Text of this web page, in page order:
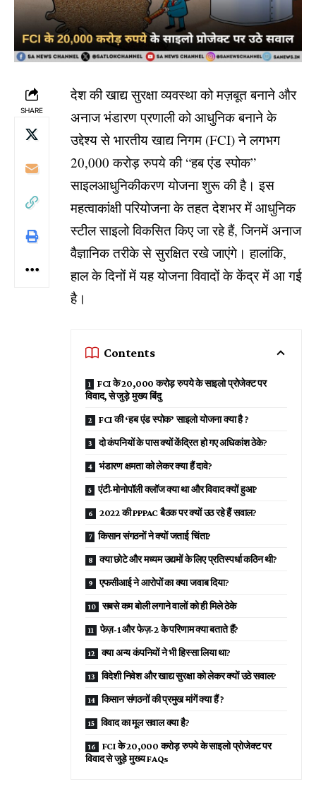
SHARE
देश की खाद्य सुरक्षा व्यवस्था को मज़बूत बनाने और
अनाज भंडारण प्रणाली को आधुनिक बनाने के
उद्देश्य से भारतीय खाद्य निगम (FCI) ने लगभग
20,000 करोड़ रुपये की “हब एंड स्पोक”
साइलआधुनिकीकरण योजना शुरू की है। इस
महत्वाकांक्षी परियोजना के तहत देशभर में आधुनिक
स्टील साइलो विकसित किए जा रहे हैं, जिनमें अनाज
वैज्ञानिक तरीके से सुरक्षित रखे जाएंगे। हालांकि,
हाल के दिनों में यह योजना विवादों के केंद्र में आ गई
है।
Contents
FCI के 20,000 करोड़ रुपये के साइलो प्रोजेक्ट पर
विवाद, से जुड़े मुख्य बिंदु
FCI की ‘हब एंड स्पोक’ साइलो योजना क्या है ?
दो कंपनियों के पास क्यों केंद्रित हो गए अधिकांश ठेके?
भंडारण क्षमता को लेकर क्या हैं दावे?
एंटी-मोनोपॉली क्लॉज क्या था और विवाद क्यों हुआ?
2022 की PPPAC बैठक पर क्यों उठ रहे हैं सवाल?
किसान संगठनों ने क्यों जताई चिंता?
क्या छोटे और मध्यम उद्यमों के लिए प्रतिस्पर्धा कठिन थी?
एफसीआई ने आरोपों का क्या जवाब दिया?
सबसे कम बोली लगाने वालों को ही मिले ठेके
फेज़-1 और फेज़-2 के परिणाम क्या बताते हैं?
क्या अन्य कंपनियों ने भी हिस्सा लिया था?
विदेशी निवेश और खाद्य सुरक्षा को लेकर क्यों उठे सवाल?
किसान संगठनों की प्रमुख मांगें क्या हैं ?
विवाद का मूल सवाल क्या है?
FCI के 20,000 करोड़ रुपये के साइलो प्रोजेक्ट पर
विवाद से जुड़े मुख्य FAQs